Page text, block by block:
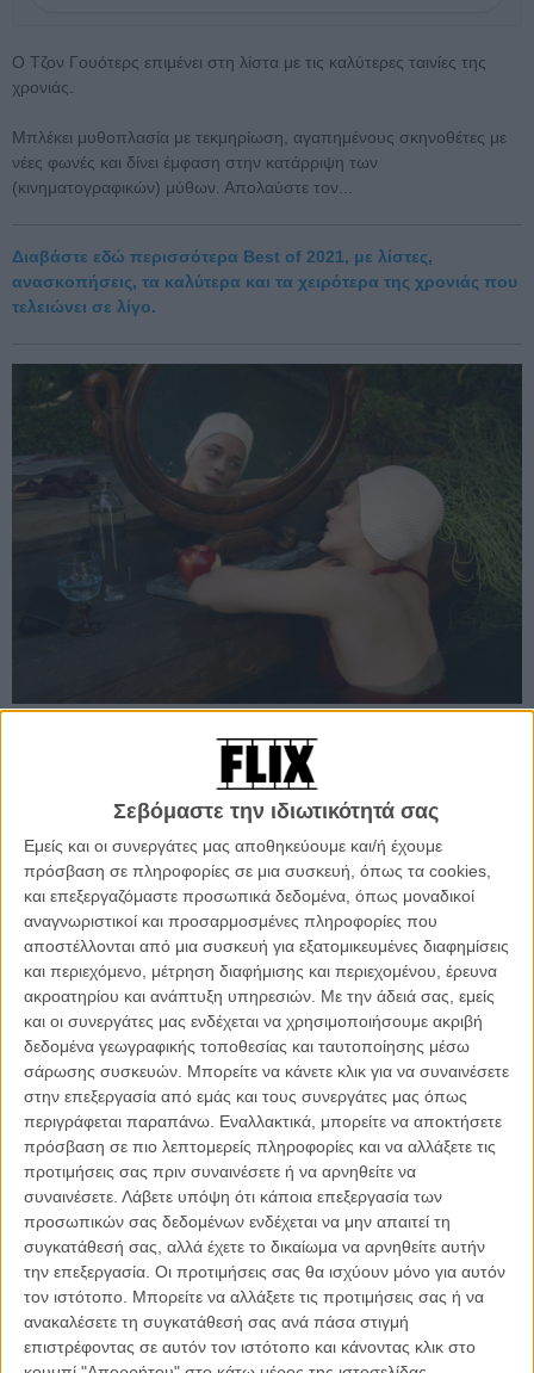
Σεβόμαστε την ιδιωτικότητά σας
Εμείς και οι συνεργάτες μας αποθηκεύουμε και/ή έχουμε
πρόσβαση σε πληροφορίες σε μια συσκευή, όπως τα cookies,
και επεξεργαζόμαστε προσωπικά δεδομένα, όπως μοναδικοί
αναγνωριστικοί και προσαρμοσμένες πληροφορίες που
αποστέλλονται από μια συσκευή για εξατομικευμένες διαφημίσεις
και περιεχόμενο, μέτρηση διαφήμισης και περιεχομένου, έρευνα
ακροατηρίου και ανάπτυξη υπηρεσιών. Με την άδειά σας, εμείς
και οι συνεργάτες μας ενδέχεται να χρησιμοποιήσουμε ακριβή
δεδομένα γεωγραφικής τοποθεσίας και ταυτοποίησης μέσω
σάρωσης συσκευών. Μπορείτε να κάνετε κλικ για να συναινέσετε
στην επεξεργασία από εμάς και τους συνεργάτες μας όπως
περιγράφεται παραπάνω. Εναλλακτικά, μπορείτε να αποκτήσετε
πρόσβαση σε πιο λεπτομερείς πληροφορίες και να αλλάξετε τις
προτιμήσεις σας πριν συναινέσετε ή να αρνηθείτε να
συναινέσετε. Λάβετε υπόψη ότι κάποια επεξεργασία των
προσωπικών σας δεδομένων ενδέχεται να μην απαιτεί τη
συγκατάθεσή σας, αλλά έχετε το δικαίωμα να αρνηθείτε αυτήν
την επεξεργασία. Οι προτιμήσεις σας θα ισχύουν μόνο για αυτόν
τον ιστότοπο. Μπορείτε να αλλάξετε τις προτιμήσεις σας ή να
ανακαλέσετε τη συγκατάθεσή σας ανά πάσα στιγμή
επιστρέφοντας σε αυτόν τον ιστότοπο και κάνοντας κλικ στο
Ο Τζον Γουότερς επιμένει στη λίστα με τις καλύτερες ταινίες της
χρονιάς.
Μπλέκει μυθοπλασία με τεκμηρίωση, αγαπημένους σκηνοθέτες με
νέες φωνές και δίνει έμφαση στην κατάρριψη των
(κινηματογραφικών) μύθων. Απολαύστε τον...
Διαβάστε εδώ περισσότερα Best of 2021, με λίστες,
ανασκοπήσεις, τα καλύτερα και τα χειρότερα της χρονιάς που
τελειώνει σε λίγο.
1. Annette του Λεός Καράξ
Η καλύτερη ταινία της χρονιάς είναι ένα παρανοϊκό, υπερβολικό και
ευτυχώς αυτοαναφορικό μιούζικαλ των αδερφών Σπαρκς για έναν
θυμωμένο μάτσο περφόρμερ, το κορίτσι του ντίβα της όπερας και
της κόρης τους που με κάποιο τρόπο γεννήθηκε ως μαριονέτα.
Δείτε το μόνοι σας ώστε κανείς που γνωρίζετε να σας χαλάσει
πιθανόν αυτό το τρελό αριστούργημα. Και ναι - διαρκεί πραγματικά
πολύ.
2. Summer of Soul (...or, When the Revolution Could not be
Televised) του Αχμίρ "Questlove" Τόμπσον